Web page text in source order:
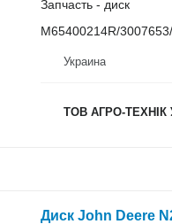
Запчасть - диск
M65400214R/
Украина
ТОВ АГРО-ТЕХНІК
Диск John Deere